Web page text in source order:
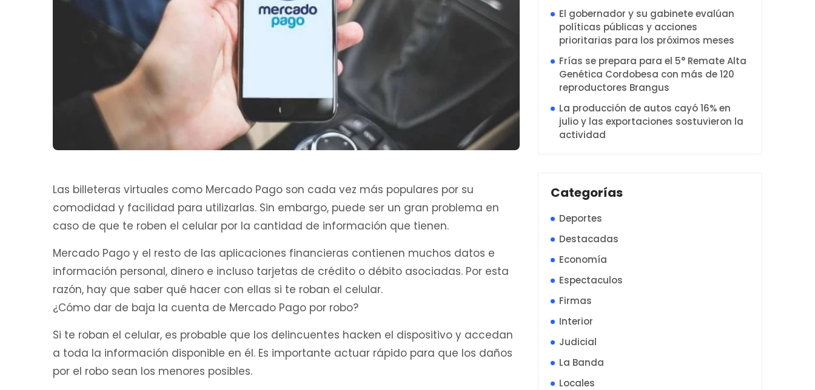
Las billeteras virtuales como Mercado Pago son cada vez más populares por su
comodidad y facilidad para utilizarlas. Sin embargo, puede ser un gran problema en
caso de que te roben el celular por la cantidad de información que tienen.
Mercado Pago y el resto de las aplicaciones financieras contienen muchos datos e
información personal, dinero e incluso tarjetas de crédito o débito asociadas. Por esta
razón, hay que saber qué hacer con ellas si te roban el celular.
¿Cómo dar de baja la cuenta de Mercado Pago por robo?
Si te roban el celular, es probable que los delincuentes hacken el dispositivo y accedan
a toda la información disponible en él. Es importante actuar rápido para que los daños
por el robo sean los menores posibles.
El gobernador y su gabinete evalúan
políticas públicas y acciones
prioritarias para los próximos meses
Frías se prepara para el 5° Remate Alta
Genética Cordobesa con más de 120
reproductores Brangus
La producción de autos cayó 16% en
julio y las exportaciones sostuvieron la
actividad
Categorías
Deportes
Destacadas
Economía
Espectaculos
Firmas
Interior
Judicial
La Banda
Locales